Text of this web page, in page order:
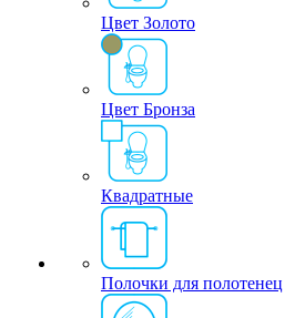
Цвет Золото
Цвет Бронза
Квадратные
Полочки для полотенец